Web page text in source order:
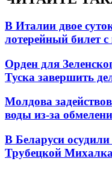
В Италии двое
лотерейный билет
Орден для
Туска завершить
Молдова
воды из-за
В Беларуси
Трубецкой Михалка